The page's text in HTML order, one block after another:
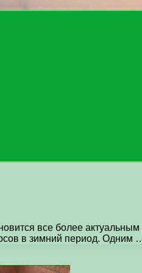
все более
в зимний период. Одним